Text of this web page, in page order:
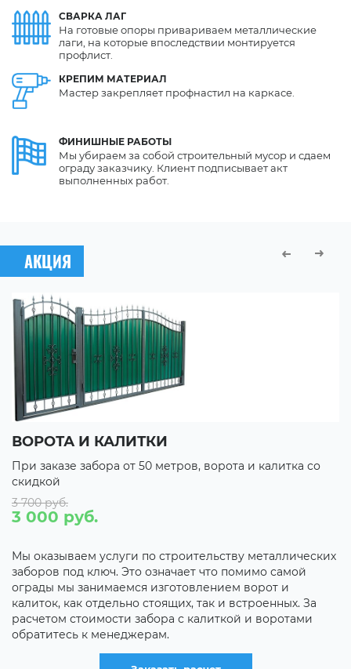
СВАРКА ЛАГ
КРЕПИМ МАТЕРИАЛ
ФИНИШНЫЕ РАБОТЫ
На готовые опоры привариваем металлические
лаги, на которые впоследствии монтируется
профлист.
Мастер закрепляет профнастил на каркасе.
Мы убираем за собой строительный мусор и сдаем
ограду заказчику. Клиент подписывает акт
выполненных работ.
АКЦИЯ
50 метров, ворота и калитка со
по строительству металлических
означает что помимо самой
изготовлением ворот и
стоящих, так и встроенных. За
забора с калиткой и воротами
При заказе забора от
Свыше 100 м. - 5%
Свыше 200 м. - 7%
Строить вместе -
дает скидки на